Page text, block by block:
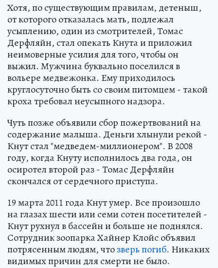
Хотя, по существующим правилам, детеныш,
от которого отказалась мать, подлежал
усыплению, один из смотрителей, Томас
Дерфляйн, стал опекать Кнута и приложил
неимоверные усилия для того, чтобы он
выжил. Мужчина буквально поселился в
вольере медвежонка. Ему приходилось
круглосуточно быть со своим питомцем - такой
кроха требовал неусыпного надзора.
Чуть позже объявили сбор пожертвований на
содержание малыша. Деньги хлынули рекой -
Кнут стал "медведем-миллионером". В 2008
году, когда Кнуту исполнилось два года, он
осиротел второй раз - Томас Дерфляйн
скончался от сердечного приступа.
19 марта 2011 года Кнут умер. Все произошло
на глазах шести или семи сотен посетителей -
Кнут рухнул в бассейн и больше не поднялся.
Сотрудник зоопарка Хайнер Клойс объявил
потрясенным людям, чтозверь погиб. Никаких
видимых причин для смерти не было.